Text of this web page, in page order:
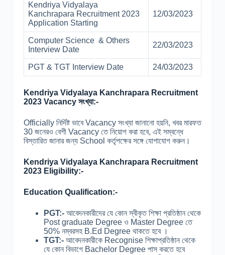
Kendriya Vidyalaya
Kanchrapara Recruitment 2023
Application Starting
12/03/2023
Computer Science & Others
Interview Date
22/03/2023
PGT & TGT Interview Date 24/03/2023
Kendriya Vidyalaya Kanchrapara Recruitment
2023 Vacancy সংখ্যা:-
Officially নির্দিষ্ট ভাবে Vacancy সংখ্যা জানানো হয়নি, খবর মারফত
30 জনেরও বেশী Vacancy তে নিয়োগ করা হবে, এই সম্বন্ধে
বিস্তারিত জানার জন্য School কর্তৃপক্ষের সঙ্গে যোগাযোগ করুন।
Kendriya Vidyalaya Kanchrapara Recruitment
2023 Eligibility:-
Education Qualification:-
PGT:-আবেদনকারীদের যে কোন স্বীকৃত শিক্ষা প্রতিষ্ঠান থেকে
Post graduate Degree ও Master Degree তে
50% নম্বরসহ B.Ed Degree থাকতে হবে ।
TGT:-আবেদনকারীকে Recognise শিক্ষাপ্রতিষ্ঠান থেকে
যে কোন বিভাগে Bachelor Degree পাস করতে হবে